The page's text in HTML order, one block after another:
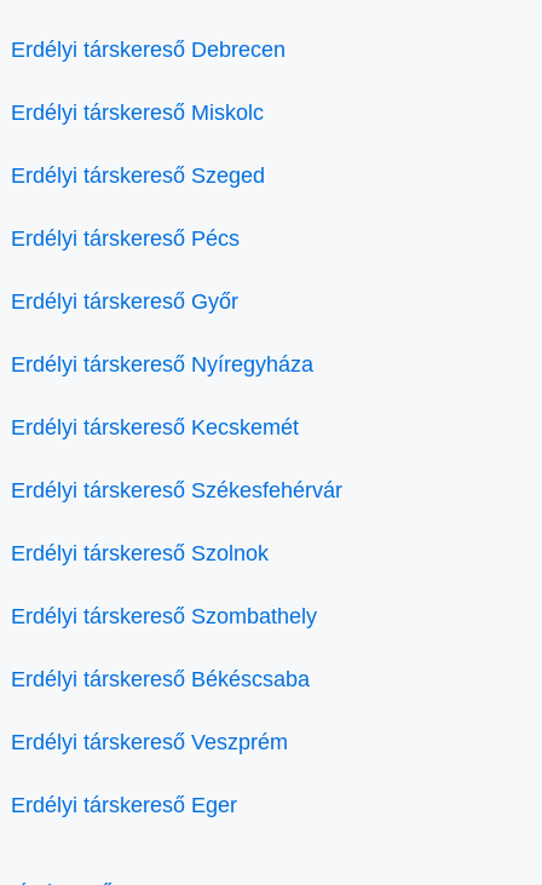
Erdélyi társkereső Debrecen
Erdélyi társkereső Miskolc
Erdélyi társkereső Szeged
Erdélyi társkereső Pécs
Erdélyi társkereső Győr
Erdélyi társkereső Nyíregyháza
Erdélyi társkereső Kecskemét
Erdélyi társkereső Székesfehérvár
Erdélyi társkereső Szolnok
Erdélyi társkereső Szombathely
Erdélyi társkereső Békéscsaba
Erdélyi társkereső Veszprém
Erdélyi társkereső Eger